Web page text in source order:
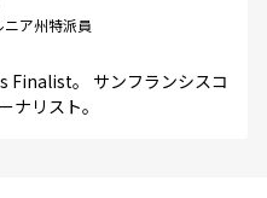
ア州特派員
Finalist。 サンフランシスコ
ナリスト。